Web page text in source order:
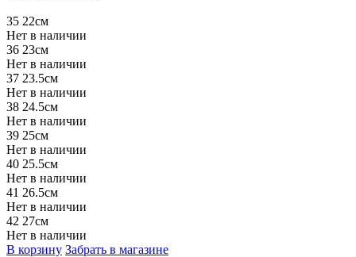
35 22см
Нет в наличии
36 23см
Нет в наличии
37 23.5см
Нет в наличии
38 24.5см
Нет в наличии
39 25см
Нет в наличии
40 25.5см
Нет в наличии
41 26.5см
Нет в наличии
42 27см
Нет в наличии
В корзину Забрать в магазине